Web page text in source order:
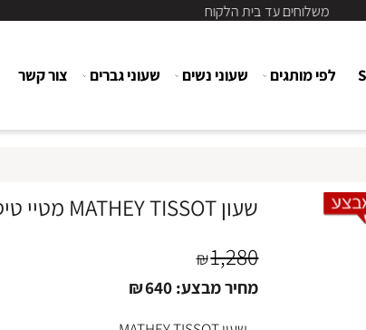
משלוחים עד בית הלקוח
לפי מותגים שעוני נשים שעוני גברים צור קשר
שעון MATHEY TISSOT מטיי טיסוט לגבר/לאישה H710PDI
₪1,280
מחיר מבצע: ₪640